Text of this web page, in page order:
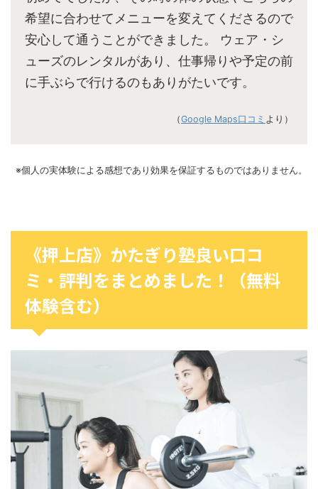
希望に合わせてメニューを変えてくださるので
安心して通うことができました。 ウェア・シ
ューズのレンタルがあり、仕事帰りや予定の前
に手ぶらで行けるのもありがたいです。
（Google Maps口コミ より）
※個人の実体験による感想であり効果を保証するものではありません。
《押上店》かたぎり塾良い口コ
ミ・評判をまとめました！（無料
体験含む）